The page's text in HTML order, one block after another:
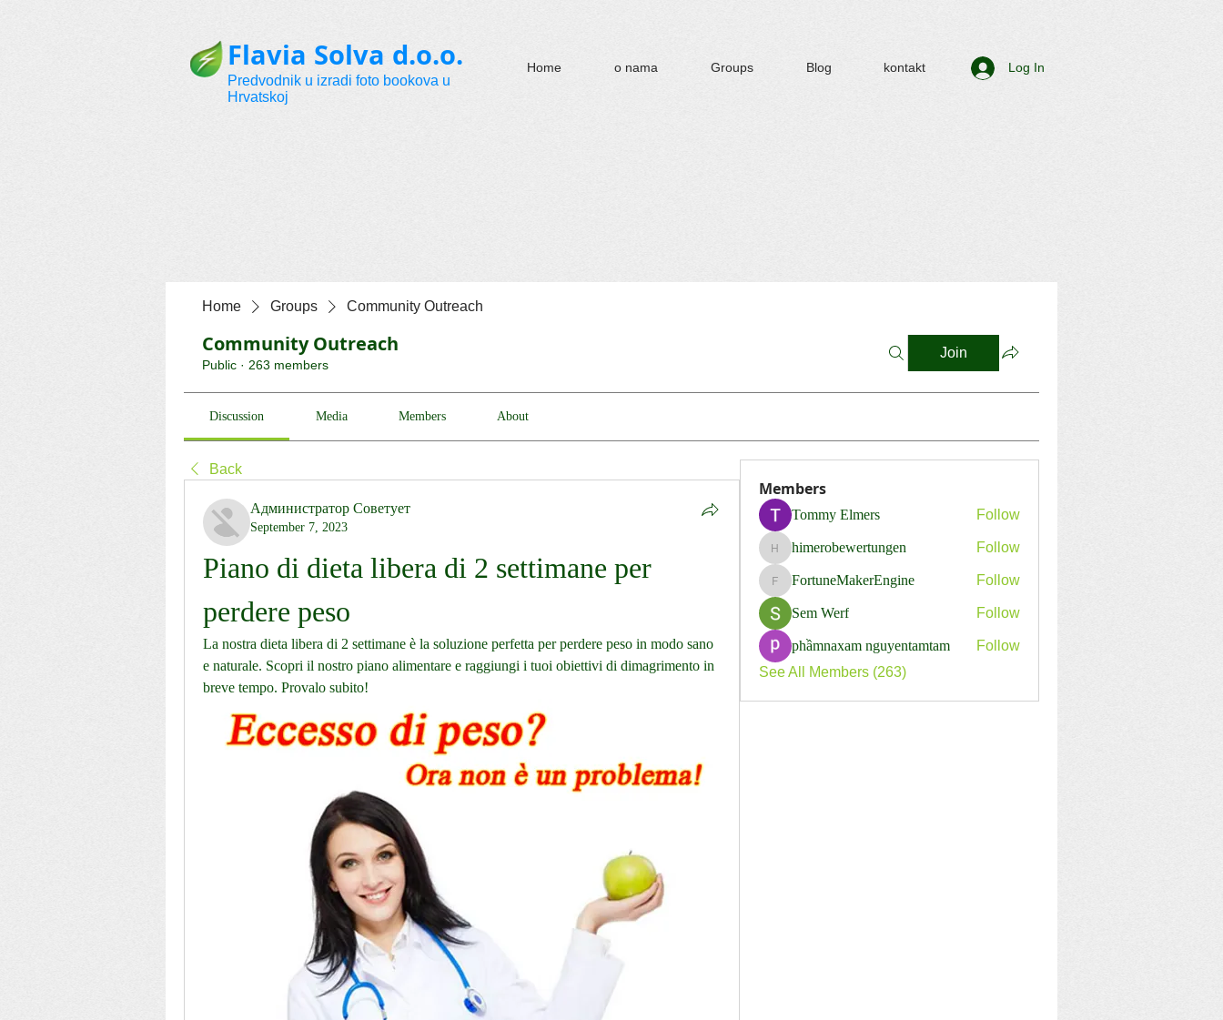
Flavia Solva d.o.o.
Predvodnik u izradi foto bookova u
Hrvatskoj
Home o nama Groups Blog kontakt Log In
Home Groups Community Outreach
Community Outreach
Public · 263 members
Join
Discussion Media Members About
Back
Администратор Советует
September 7, 2023
Piano di dieta libera di 2 settimane per
perdere peso
La nostra dieta libera di 2 settimane è la soluzione perfetta per perdere peso in modo sano
e naturale. Scopri il nostro piano alimentare e raggiungi i tuoi obiettivi di dimagrimento in
breve tempo. Provalo subito!
Members
Tommy Elmers Follow
himerobewertungen
himerobewertungen Follow
FortuneMakerEngine
FortuneMakerEngine Follow
Sem Werf Follow
phầmnaxam nguyentamtam
Follow
See All Members (263)